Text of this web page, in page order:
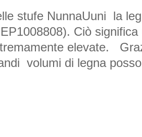
stufe NunnaUuni  la
Ciò
elevate.
volumi di legna